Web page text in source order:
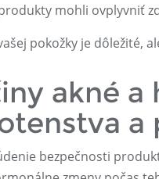
mohli ovplyvniť
pokožky je dôležité,
akné
a
bezpečnosti